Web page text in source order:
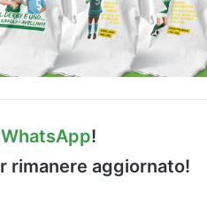
WhatsApp!
rimanere aggiornato!